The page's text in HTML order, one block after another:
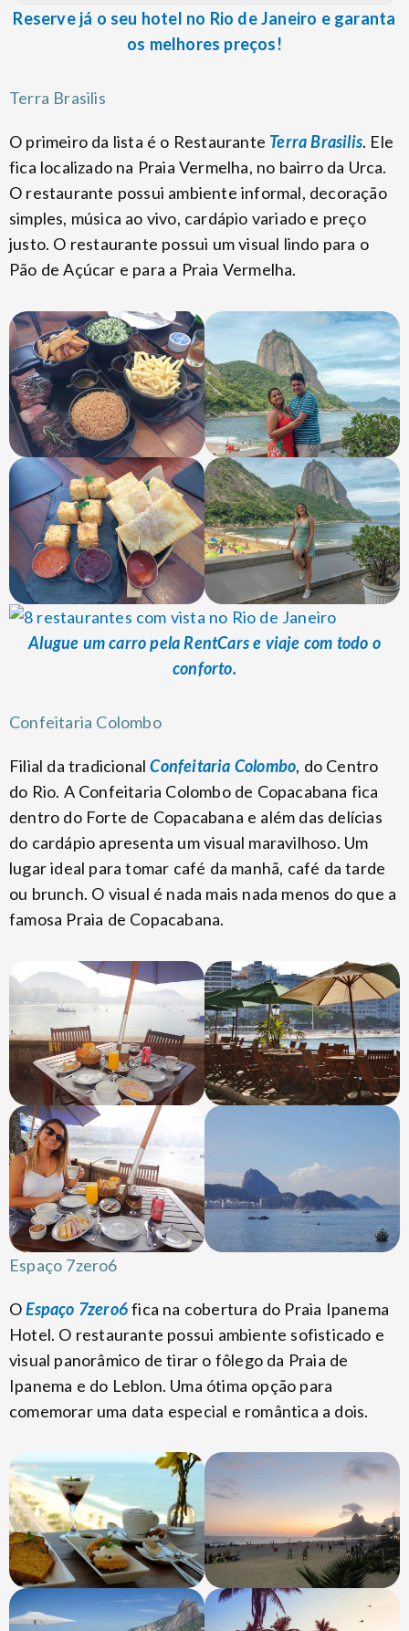
Reserve já o seu hotel no Rio de Janeiro e garanta
os melhores preços!
Terra Brasilis
O primeiro da lista é o Restaurante Terra Brasilis. Ele
fica localizado na Praia Vermelha, no bairro da Urca.
O restaurante possui ambiente informal, decoração
simples, música ao vivo, cardápio variado e preço
justo. O restaurante possui um visual lindo para o
Pão de Açúcar e para a Praia Vermelha.
Alugue um carro pela RentCars e viaje com todo o
conforto.
Confeitaria Colombo
Filial da tradicionalConfeitaria Colombo, do Centro
do Rio. A Confeitaria Colombo de Copacabana fica
dentro do Forte de Copacabana e além das delícias
do cardápio apresenta um visual maravilhoso. Um
lugar ideal para tomar café da manhã, café da tarde
ou brunch. O visual é nada mais nada menos do que a
famosa Praia de Copacabana.
Espaço 7zero6
OEspaço 7zero6fica na cobertura do Praia Ipanema
Hotel. O restaurante possui ambiente sofisticado e
visual panorâmico de tirar o fôlego da Praia de
Ipanema e do Leblon. Uma ótima opção para
comemorar uma data especial e romântica a dois.